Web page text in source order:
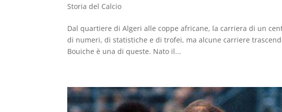
Storia del Calcio
Dal quartiere di Algeri alle coppe africane, la carriera di un
di numeri, di statistiche e di trofei, ma alcune carriere
Bouiche è una di queste. Nato il...